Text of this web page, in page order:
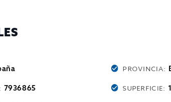
PROVINCIA:
7936865 SUPERFICIE: